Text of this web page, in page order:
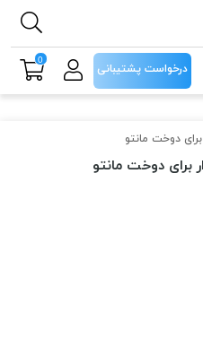
دوخت مانتو
برای دوخت مانتو
درخواست پشتیبانی
0